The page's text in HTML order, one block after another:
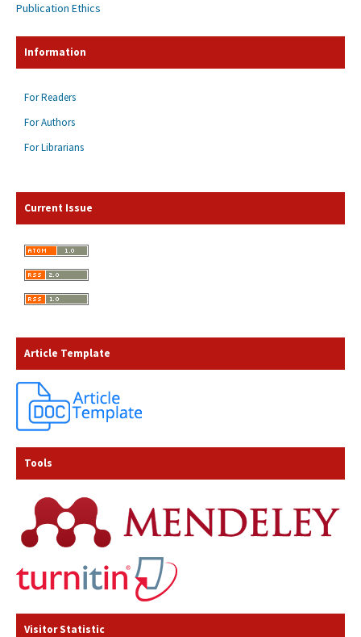
Publication Ethics
Information
For Readers
For Authors
For Librarians
Current Issue
Article Template
Tools
Visitor Statistic